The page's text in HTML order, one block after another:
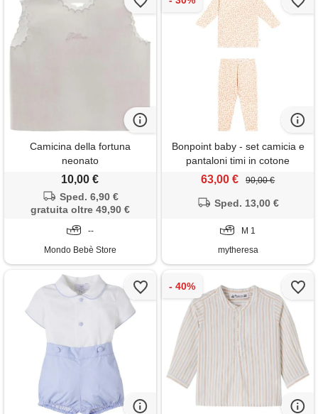
Camicina della fortuna
neonato
10,00 €
Sped. 6,90 €
gratuita oltre 49,90 €
--
Mondo Bebè Store
Bonpoint baby - set camicia e
pantaloni timi in cotone
63,00 € 90,00 €
Sped. 13,00 €
M 1
mytheresa